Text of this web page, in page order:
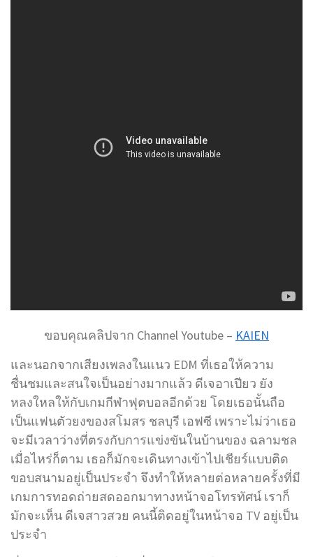
ขอบคุณคลิปจาก Channel Youtube – KAIEN
และนอกจากเสียงเพลงในแนว EDM ที่เธอให้ความ
ชื่นชมและสนใจเป็นอย่างมากแล้ว ดีเจอาเปียว ยัง
หลงใหลให้กับเกมกีฬาฟุตบอลอีกด้วย โดยเธอนั้นถือ
เป็นแฟนตัวยงของสโมสร ชลบุรี เอฟซี เพราะไม่ว่าเธอ
จะมีเวลาว่างที่ตรงกับการแข่งขันในบ้านของ ฉลามชล
เมื่อไหร่ก็ตาม เธอก็มักจะเดินทางเข้าไปเชียร์แบบติด
ขอบสนามอยู่เป็นประจำ จึงทำให้หลายต่อหลายครั้งที่มี
เกมการทอดถ่ายสดออกมาทางหน้าจอโทรทัศน์ เราก็
มักจะเห็น ดีเจสาวสวย คนนี้ติดอยู่ในหน้าจอ TV อยู่เป็น
ประจำ